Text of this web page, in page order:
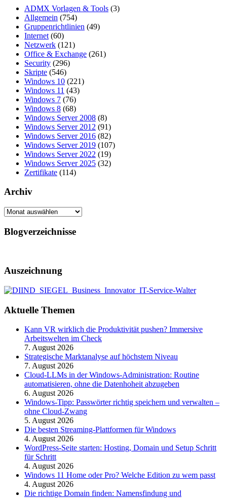
ADMX Vorlagen & Tools (3)
Allgemein (754)
Gruppenrichtlinien (49)
Internet (60)
Netzwerk (121)
Office & Exchange (261)
Security (296)
Skripte (546)
Windows 10 (221)
Windows 11 (43)
Windows 7 (76)
Windows 8 (68)
Windows Server 2008 (8)
Windows Server 2012 (91)
Windows Server 2016 (82)
Windows Server 2019 (107)
Windows Server 2022 (19)
Windows Server 2025 (32)
Zertifikate (114)
Archiv
Archiv
Blogverzeichnisse
Auszeichnung
Aktuelle Themen
Kann VR wirklich die Produktivität pushen? Immersive
Arbeitswelten im Check
7. August 2026
Strategische Marktanalyse auf höchstem Niveau
7. August 2026
Cloud-LLMs in der Windows-Administration: Routine
automatisieren, ohne die Datenhoheit abzugeben
6. August 2026
Windows-Tipp: Passwörter richtig speichern und verwalten –
ohne Cloud-Zwang
5. August 2026
Die besten Streaming-Plattformen für Windows
4. August 2026
WordPress-Seite starten: Hosting, Domain und Setup Schritt
für Schritt
4. August 2026
Windows 11 Home oder Pro? Welche Edition zu wem passt
4. August 2026
Die richtige Domain finden: Namensfindung und